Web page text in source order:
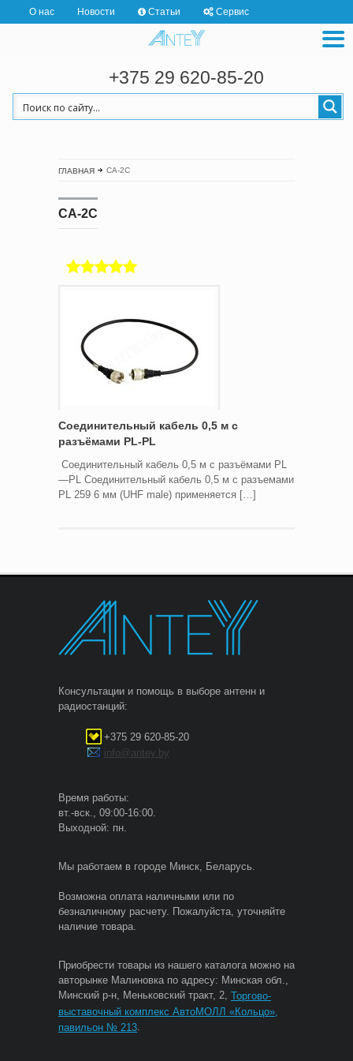
О нас Новости Статьи Сервис
+375 29 620-85-20
ГЛАВНАЯ CA-2C
CA-2C
Соединительный кабель 0,5 м с
разъёмами PL-PL
Соединительный кабель 0,5 м с разъёмами PL
—PL Соединительный кабель 0,5 м с разъемами
PL 259 6 мм (UHF male) применяется […]
Консультации и помощь в выборе антенн и
радиостанций:
+375 29 620-85-20
info@antey.by
Время работы:
вт.-вск., 09:00-16:00.
Выходной: пн.
Мы работаем в городе Минск, Беларусь.
Возможна оплата наличными или по
безналичному расчету. Пожалуйста, уточняйте
наличие товара.
Приобрести товары из нашего каталога можно на
авторынке Малиновка по адресу: Минская обл.,
Минский р-н, Меньковский тракт, 2, Торгово-
выставочный комплекс АвтоМОЛЛ «Кольцо»,
павильон № 213.